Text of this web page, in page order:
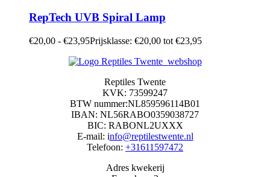
RepTech UVB Spiral Lamp
€20,00 - €23,95Prijsklasse: €20,00 tot €23,95
Reptiles Twente
KVK: 73599247
BTW nummer:NL859596114B01
IBAN: NL56RABO0359038727
BIC: RABONL2UXXX
E-mail: info@reptilestwente.nl
Telefoon: +31611597472
Adres kwekerij